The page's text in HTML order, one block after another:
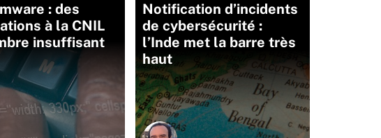
: des
à la CNIL
insuffisant
Notification d’incidents
de cybersécurité :
l’Inde met la barre très
haut